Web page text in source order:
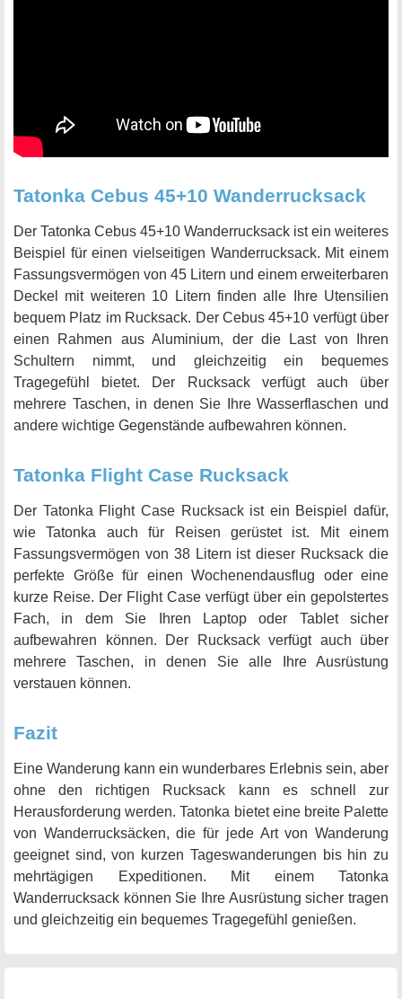
Tatonka Cebus 45+10 Wanderrucksack
Der Tatonka Cebus 45+10 Wanderrucksack ist ein weiteres
Beispiel für einen vielseitigen Wanderrucksack. Mit einem
Fassungsvermögen von 45 Litern und einem erweiterbaren
Deckel mit weiteren 10 Litern finden alle Ihre Utensilien
bequem Platz im Rucksack. Der Cebus 45+10 verfügt über
einen Rahmen aus Aluminium, der die Last von Ihren
Schultern nimmt, und gleichzeitig ein bequemes
Tragegefühl bietet. Der Rucksack verfügt auch über
mehrere Taschen, in denen Sie Ihre Wasserflaschen und
andere wichtige Gegenstände aufbewahren können.
Tatonka Flight Case Rucksack
Der Tatonka Flight Case Rucksack ist ein Beispiel dafür,
wie Tatonka auch für Reisen gerüstet ist. Mit einem
Fassungsvermögen von 38 Litern ist dieser Rucksack die
perfekte Größe für einen Wochenendausflug oder eine
kurze Reise. Der Flight Case verfügt über ein gepolstertes
Fach, in dem Sie Ihren Laptop oder Tablet sicher
aufbewahren können. Der Rucksack verfügt auch über
mehrere Taschen, in denen Sie alle Ihre Ausrüstung
verstauen können.
Fazit
Eine Wanderung kann ein wunderbares Erlebnis sein, aber
ohne den richtigen Rucksack kann es schnell zur
Herausforderung werden. Tatonka bietet eine breite Palette
von Wanderrucksäcken, die für jede Art von Wanderung
geeignet sind, von kurzen Tageswanderungen bis hin zu
mehrtägigen Expeditionen. Mit einem Tatonka
Wanderrucksack können Sie Ihre Ausrüstung sicher tragen
und gleichzeitig ein bequemes Tragegefühl genießen.